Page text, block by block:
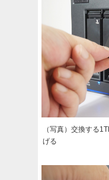
（写真）交換する
げる